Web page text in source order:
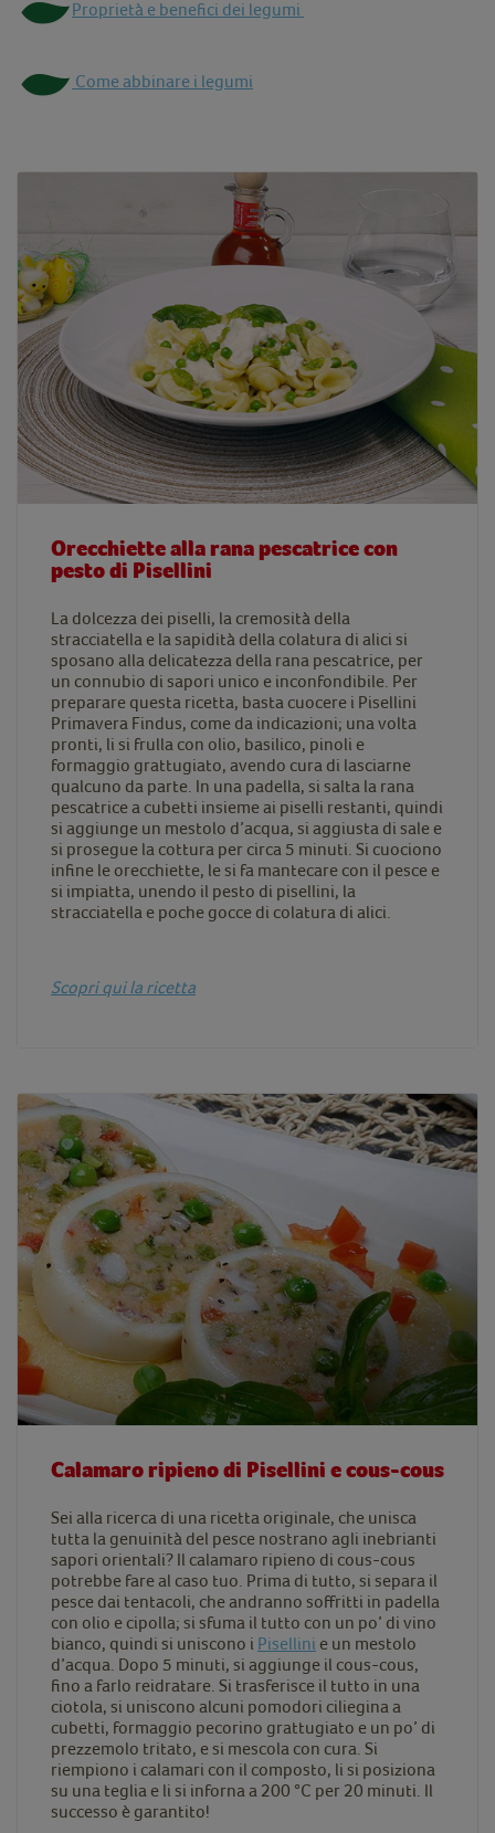
Proprietà e benefici dei legumi
Come abbinare i legumi
Orecchiette alla rana pescatrice con
pesto di Pisellini
La dolcezza dei piselli, la cremosità della
stracciatella e la sapidità della colatura di alici si
sposano alla delicatezza della rana pescatrice, per
un connubio di sapori unico e inconfondibile. Per
preparare questa ricetta, basta cuocere i Pisellini
Primavera Findus, come da indicazioni; una volta
pronti, li si frulla con olio, basilico, pinoli e
formaggio grattugiato, avendo cura di lasciarne
qualcuno da parte. In una padella, si salta la rana
pescatrice a cubetti insieme ai piselli restanti, quindi
si aggiunge un mestolo d’acqua, si aggiusta di sale e
si prosegue la cottura per circa 5 minuti. Si cuociono
infine le orecchiette, le si fa mantecare con il pesce e
si impiatta, unendo il pesto di pisellini, la
stracciatella e poche gocce di colatura di alici.
Scopri qui la ricetta
Calamaro ripieno di Pisellini e cous-cous
Sei alla ricerca di una ricetta originale, che unisca
tutta la genuinità del pesce nostrano agli inebrianti
sapori orientali? Il calamaro ripieno di cous-cous
potrebbe fare al caso tuo. Prima di tutto, si separa il
pesce dai tentacoli, che andranno soffritti in padella
con olio e cipolla; si sfuma il tutto con un po’ di vino
bianco, quindi si uniscono i Pisellini e un mestolo
d’acqua. Dopo 5 minuti, si aggiunge il cous-cous,
fino a farlo reidratare. Si trasferisce il tutto in una
ciotola, si uniscono alcuni pomodori ciliegina a
cubetti, formaggio pecorino grattugiato e un po’ di
prezzemolo tritato, e si mescola con cura. Si
riempiono i calamari con il composto, li si posiziona
su una teglia e li si inforna a 200 °C per 20 minuti. Il
successo è garantito!